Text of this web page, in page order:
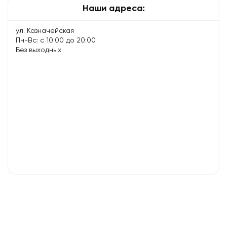
Наши адреса:
ул. Казначейская
Пн-Вс: с 10:00 до 20:00
Без выходных